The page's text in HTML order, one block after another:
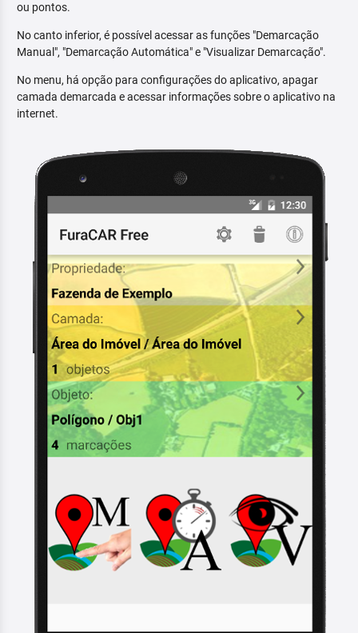
ou pontos.
No canto inferior, é possível acessar as funções "Demarcação
Manual", "Demarcação Automática" e "Visualizar Demarcação".
No menu, há opção para configurações do aplicativo, apagar
camada demarcada e acessar informações sobre o aplicativo na
internet.